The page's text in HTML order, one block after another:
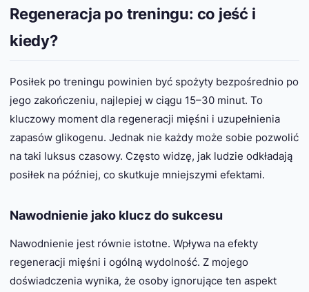
Regeneracja po treningu: co jeść i
kiedy?
Posiłek po treningu powinien być spożyty bezpośrednio po
jego zakończeniu, najlepiej w ciągu 15–30 minut. To
kluczowy moment dla regeneracji mięśni i uzupełnienia
zapasów glikogenu. Jednak nie każdy może sobie pozwolić
na taki luksus czasowy. Często widzę, jak ludzie odkładają
posiłek na później, co skutkuje mniejszymi efektami.
Nawodnienie jako klucz do sukcesu
Nawodnienie jest równie istotne. Wpływa na efekty
regeneracji mięśni i ogólną wydolność. Z mojego
doświadczenia wynika, że osoby ignorujące ten aspekt